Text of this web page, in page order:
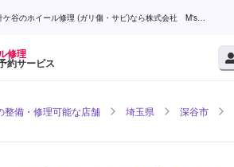
ケ谷のホイール修理 (ガリ傷・サビ)なら株式会社 M's
修理
約サービス
整備・修理可能な店舗 埼玉県 深谷市